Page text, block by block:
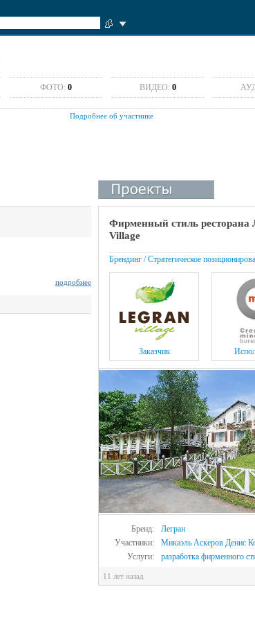
ФОТО: 0 ВИДЕО: 0
Подробнее об участнике
подробнее
Фирменный стиль ресторана
Village
Брендинг / Стратегическое
Заказчик
Бренд:
Легран
Участники:
Микаэль Аскеров Денис
Услуги:
разработка фирменного
11 лет назад